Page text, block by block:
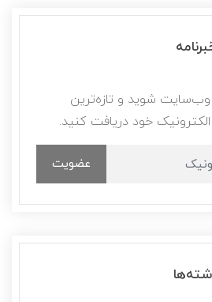
وب‌سایت شوید و تازه‌ترین
خود دریافت کنید.
عضویت